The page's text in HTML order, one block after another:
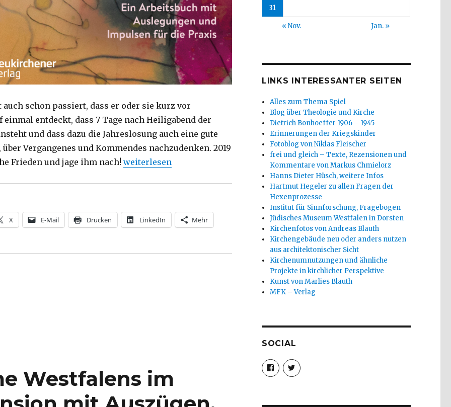
auch schon passiert, dass er oder sie kurz vor
einmal entdeckt, dass 7 Tage nach Heiligabend der
und dass dazu die Jahreslosung auch eine gute
Vergangenes und Kommendes nachzudenken. 2019
Frieden und jage ihm nach! „Frieden als Jahresmotto, Rezension von Christoph Fleischer, Welver 2018“
weiterlesen
X E-Mail Drucken LinkedIn Mehr
Westfalens im
31
« Nov. Jan. »
LINKS INTERESSANTER SEITEN
Alles zum Thema Spiel
Blog über Theologie und Kirche
Dietrich Bonhoeffer 1906 – 1945
Erinnerungen der Kriegskinder
Fotoblog von Niklas Fleischer
frei und gleich – Texte, Rezensionen und
Kommentare von Markus Chmielorz
Hanns Dieter Hüsch, weitere Infos
Hartmut Hegeler zu allen Fragen der
Hexenprozesse
Institut für Sinnforschung, Fragebogen
Jüdisches Museum Westfalen in Dorsten
Kirchenfotos von Andreas Blauth
Kirchengebäude neu oder anders nutzen
aus architektonischer Sicht
Kirchenumnutzungen und ähnliche
Projekte in kirchlicher Perspektive
Kunst von Marlies Blauth
MFK – Verlag
SOCIAL
Profil
von
christoph.fleischer1
anzeigen
Profil
von
anzeigen